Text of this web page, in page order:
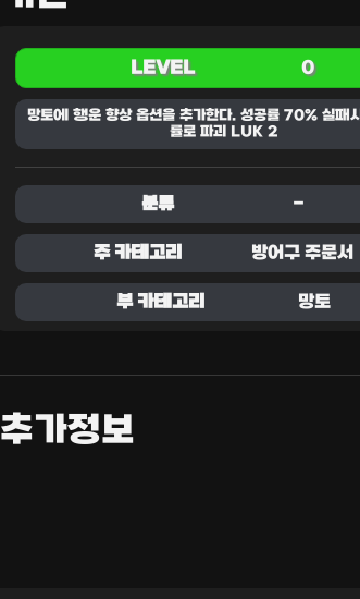
LEVEL 0
망토에 행운 향상 옵션을 추가한다. 성공률 70% 실패
률로 파괴 LUK 2
분류 -
주 카테고리 방어구 주문서
부 카테고리 망토
추가정보